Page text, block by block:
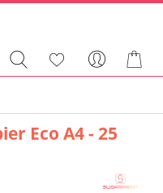
Eco A4 - 25